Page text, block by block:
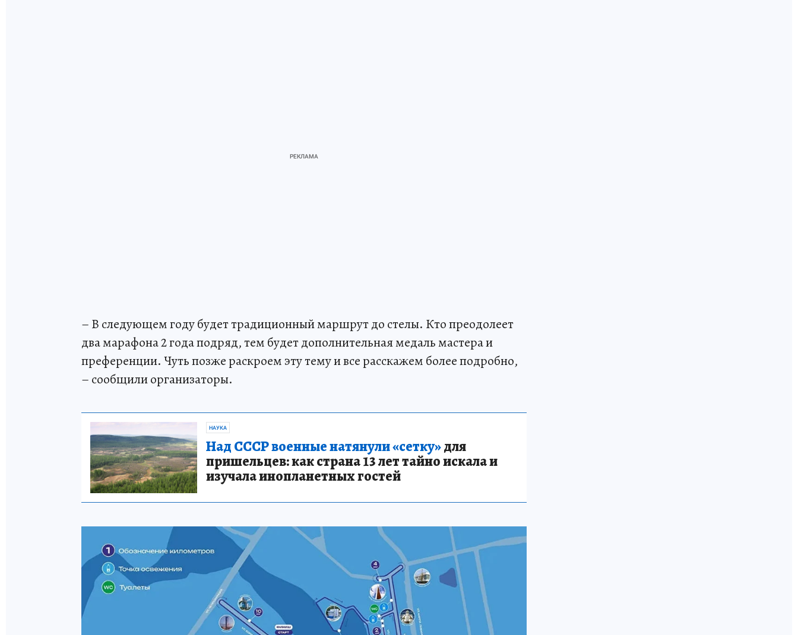
– В следующем году будет традиционный маршрут до стелы. Кто преодолеет
два марафона 2 года подряд, тем будет дополнительная медаль мастера и
преференции. Чуть позже раскроем эту тему и все расскажем более подробно,
– сообщили организаторы.
НАУКА
Над СССР военные натянули «сетку»для
пришельцев: как страна 13 лет тайно искала и
изучала инопланетных гостей